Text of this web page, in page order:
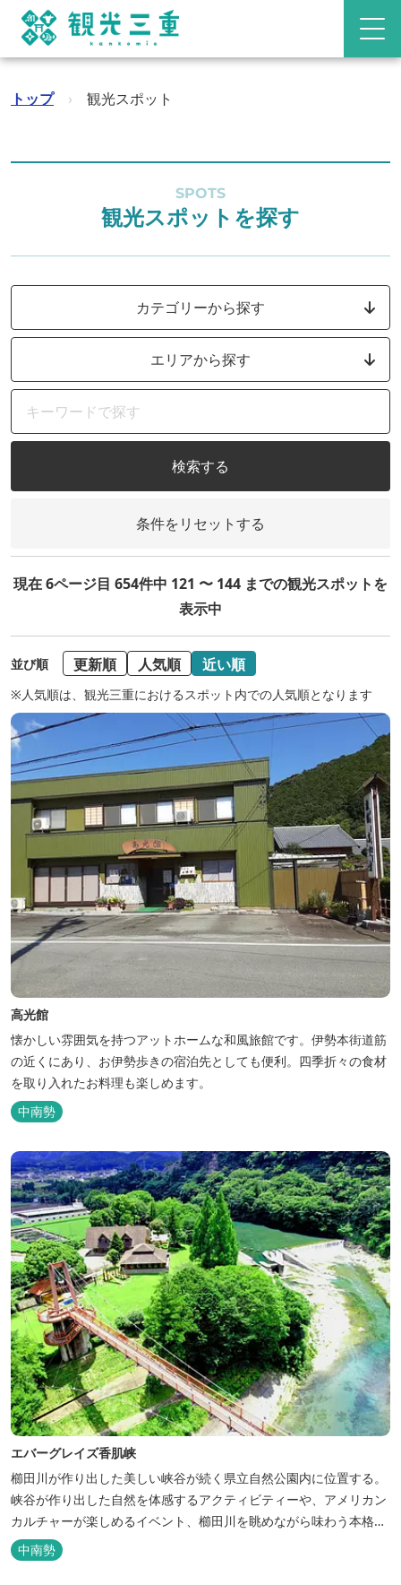
トップ › 観光スポット
SPOTS
観光スポットを探す
カテゴリーから探す
エリアから探す
検索する
条件をリセットする
現在 6ページ目 654件中 121 〜 144 までの観光スポットを
表示中
並び順 更新順 人気順 近い順
※人気順は、観光三重におけるスポット内での人気順となります
高光館
懐かしい雰囲気を持つアットホームな和風旅館です。伊勢本街道筋
の近くにあり、お伊勢歩きの宿泊先としても便利。四季折々の食材
を取り入れたお料理も楽しめます。
中南勢
エバーグレイズ香肌峡
櫛田川が作り出した美しい峡谷が続く県立自然公園内に位置する。
峡谷が作り出した自然を体感するアクティビティーや、アメリカン
カルチャーが楽しめるイベント、櫛田川を眺めながら味わう本格的
なアメリカンＢＢＱを体験することができる。 松阪の観光情報は、
松阪観光インフォメーションサイト ワクワ...
中南勢